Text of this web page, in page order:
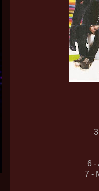
6 -
7 -